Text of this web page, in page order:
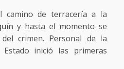
camino de terracería a la
y hasta el momento se
crimen. Personal de la
Estado inició las primeras